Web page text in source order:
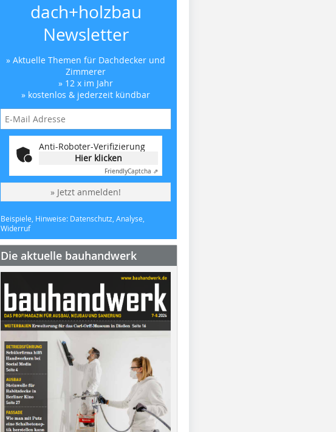
dach+holzbau
Newsletter
» Aktuelle Themen für Dachdecker und
Zimmerer
» 12 x im Jahr
» kostenlos & jederzeit kündbar
Anti-Roboter-Verifizierung
Hier klicken
FriendlyCaptcha ⇗
» Jetzt anmelden!
Beispiele, Hinweise: Datenschutz, Analyse,
Widerruf
Die aktuelle bauhandwerk